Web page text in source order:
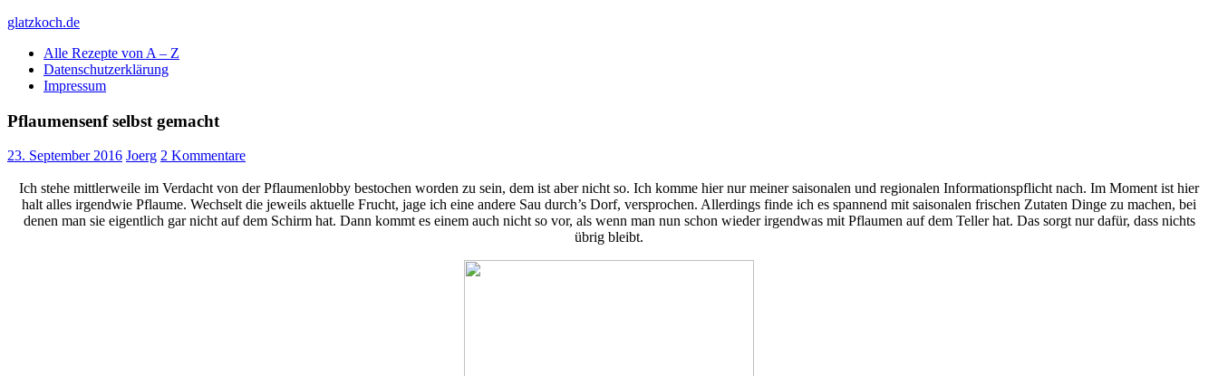
Skip
content
glatzkoch.de
Kochen für Doofe und Genießer
Alle Rezepte von A – Z
Datenschutzerklärung
Impressum
Pflaumensenf selbst gemacht
23. September 2016 Joerg 2 Kommentare
Ich stehe mittlerweile im Verdacht von der Pflaumenlobby bestochen worden zu sein, dem ist aber nicht so. Ich komme hier nur meiner saisonalen und regionalen Informationspflicht nach. Im Moment ist hier
halt alles irgendwie Pflaume. Wechselt die jeweils aktuelle Frucht, jage ich eine andere Sau durch’s Dorf, versprochen. Allerdings finde ich es spannend mit saisonalen frischen Zutaten Dinge zu machen, bei
denen man sie eigentlich gar nicht auf dem Schirm hat. Dann kommt es einem auch nicht so vor, als wenn man nun schon wieder irgendwas mit Pflaumen auf dem Teller hat. Das sorgt nur dafür, dass nichts
übrig bleibt.